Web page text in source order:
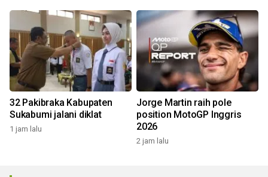
32 Pakibraka Kabupaten
Sukabumi jalani diklat
1 jam lalu
Jorge Martin raih pole
position MotoGP Inggris
2026
2 jam lalu